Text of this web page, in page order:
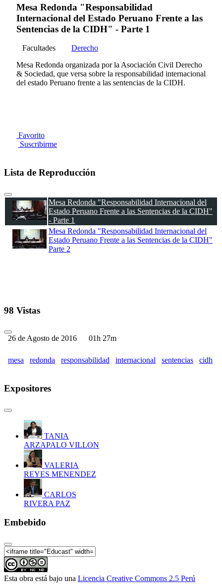
Mesa Redonda "Responsabilidad
Internacional del Estado Peruano Frente a las
Sentencias de la CIDH" - Parte 1
Facultades
Derecho
Mesa Redonda organizada por la Asociación Civil Derecho
& Sociedad, que versa sobre la responsabilidad internacional
del estado Peruano frente a las sentencias de la CIDH.
Favorito
Suscribirme
Lista de Reproducción
Mesa Redonda "Responsabilidad Internacional del
Estado Peruano Frente a las Sentencias de la CIDH"
- Parte 1
Mesa Redonda "Responsabilidad Internacional del
Estado Peruano Frente a las Sentencias de la CIDH"
Parte 2
98 Vistas
26 de Agosto de 2016 01h 27m
mesa redonda responsabilidad internacional sentencias cidh
Expositores
TANIA
ARZAPALO VILLON
VALERIA
REYES MENENDEZ
CARLOS
RIVERA PAZ
Embebido
Esta obra está bajo una Licencia Creative Commons 2.5 Perú